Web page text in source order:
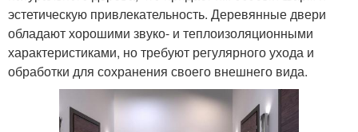
эстетическую привлекательность. Деревянные двери
обладают хорошими звуко- и теплоизоляционными
характеристиками, но требуют регулярного ухода и
обработки для сохранения своего внешнего вида.